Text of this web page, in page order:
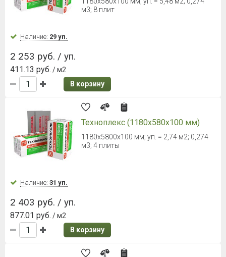
м3; 8 плит
Наличие: 29 уп.
2 253 руб. / уп.
411.13 руб. / м2
В корзину
Техноплекс (1180х580х100 мм)
1180х5800х100 мм; уп. = 2,74 м2; 0,274
м3; 4 плиты
Наличие: 31 уп.
2 403 руб. / уп.
877.01 руб. / м2
В корзину